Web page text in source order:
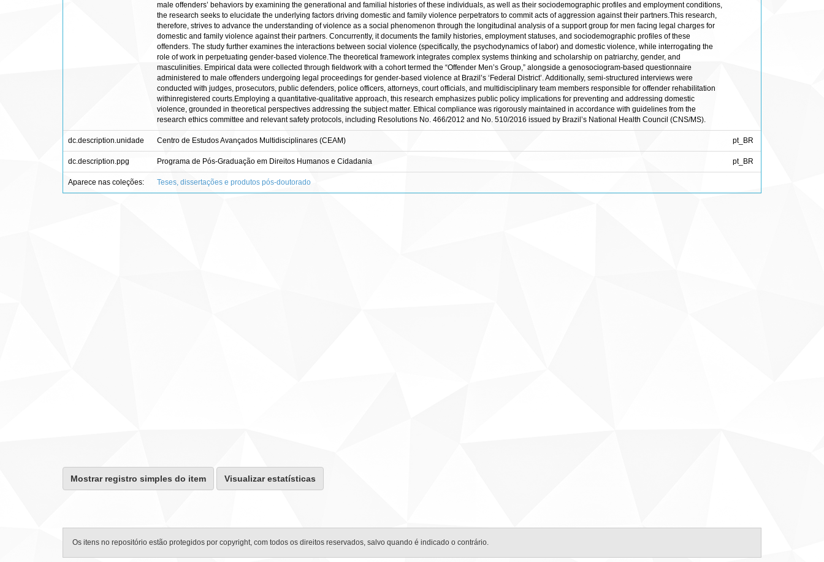
male offenders’ behaviors by examining the generational and familial histories of these individuals, as well as their sociodemographic profiles and employment conditions,
the research seeks to elucidate the underlying factors driving domestic and family violence perpetrators to commit acts of aggression against their partners.This research,
therefore, strives to advance the understanding of violence as a social phenomenon through the longitudinal analysis of a support group for men facing legal charges for
domestic and family violence against their partners. Concurrently, it documents the family histories, employment statuses, and sociodemographic profiles of these
offenders. The study further examines the interactions between social violence (specifically, the psychodynamics of labor) and domestic violence, while interrogating the
role of work in perpetuating gender-based violence.The theoretical framework integrates complex systems thinking and scholarship on patriarchy, gender, and
masculinities. Empirical data were collected through fieldwork with a cohort termed the “Offender Men’s Group,” alongside a genosociogram-based questionnaire
administered to male offenders undergoing legal proceedings for gender-based violence at Brazil’s ‘Federal District’. Additionally, semi-structured interviews were
conducted with judges, prosecutors, public defenders, police officers, attorneys, court officials, and multidisciplinary team members responsible for offender rehabilitation
withinregistered courts.Employing a quantitative-qualitative approach, this research emphasizes public policy implications for preventing and addressing domestic
violence, grounded in theoretical perspectives addressing the subject matter. Ethical compliance was rigorously maintained in accordance with guidelines from the
research ethics committee and relevant safety protocols, including Resolutions No. 466/2012 and No. 510/2016 issued by Brazil’s National Health Council (CNS/MS).
dc.description.unidade Centro de Estudos Avançados Multidisciplinares (CEAM) pt_BR
dc.description.ppg Programa de Pós-Graduação em Direitos Humanos e Cidadania pt_BR
Aparece nas coleções: Teses, dissertações e produtos pós-doutorado
Mostrar registro simples do item Visualizar estatísticas
Os itens no repositório estão protegidos por copyright, com todos os direitos reservados, salvo quando é indicado o contrário.